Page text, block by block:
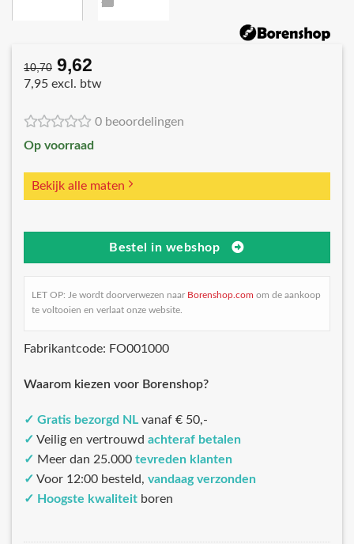
10,70 Oorspronkelijke
prijs
€10,70.
9,62
prijs
€9,62.
7,95 excl. btw
0 beoordelingen
Op voorraad
Bekijk alle maten
Bestel in webshop
LET OP: Je wordt doorverwezen naar Borenshop.com om de aankoop
te voltooien en verlaat onze website.
Fabrikantcode: FO001000
Waarom kiezen voor Borenshop?
✓ Gratis bezorgd NL vanaf € 50,-
✓ Veilig en vertrouwd achteraf betalen
✓ Meer dan 25.000 tevreden klanten
✓ Voor 12:00 besteld, vandaag verzonden
✓ Hoogste kwaliteit boren